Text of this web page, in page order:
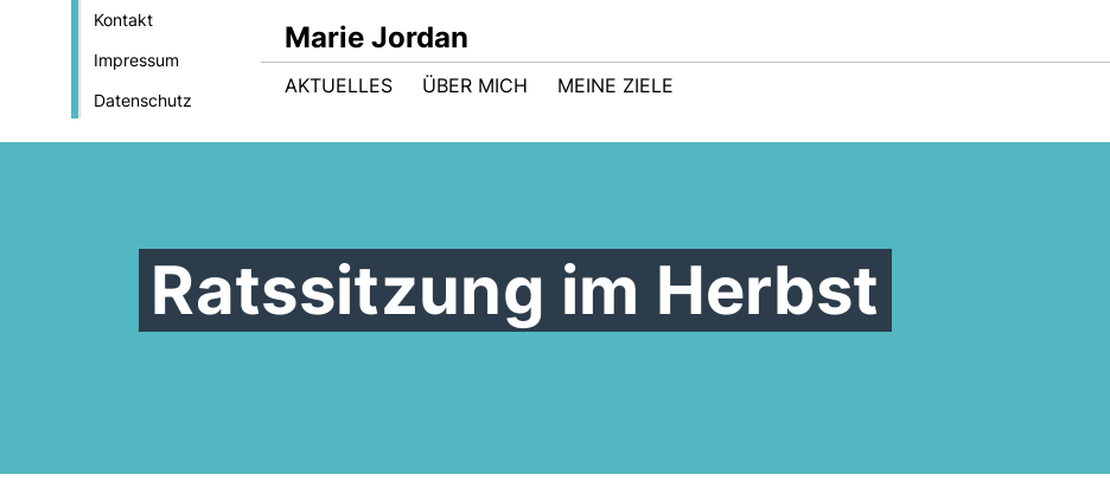
Kontakt
Impressum
Datenschutz
Marie Jordan
AKTUELLES ÜBER MICH MEINE ZIELE
Ratssitzung im Herbst